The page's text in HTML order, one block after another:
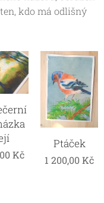
kdo má odlišný
Kč
Ptáček
1 200,00Kč